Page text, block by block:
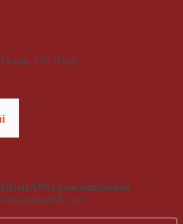
: Hết Hàng
peaceminusone